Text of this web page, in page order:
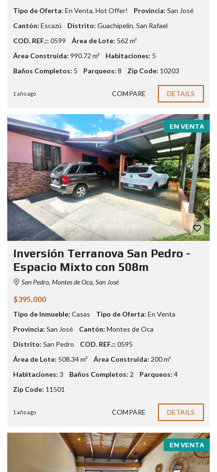
Tipo de Oferta: En Venta, Hot Offer! Provincia: San José
Cantón: Escazú Distrito: Guachipelín, San Rafael
COD. REF.:: 0599 Área de Lote: 562 m²
Área Construída: 990.72 m² Habitaciones: 5
Baños Completos: 5 Parqueos: 8 Zip Code: 10203
1 año ago COMPARE DETAILS
EN VENTA
Inversión Terranova San Pedro -
Espacio Mixto con 508m
San Pedro, Montes de Oca, San José
$395,000
Tipo de Inmueble: Casas Tipo de Oferta: En Venta
Provincia: San José Cantón: Montes de Oca
Distrito: San Pedro COD. REF.:: 0595
Área de Lote: 508.34 m² Área Construída: 200 m²
Habitaciones: 3 Baños Completos: 2 Parqueos: 4
Zip Code: 11501
1 año ago COMPARE DETAILS
EN VENTA